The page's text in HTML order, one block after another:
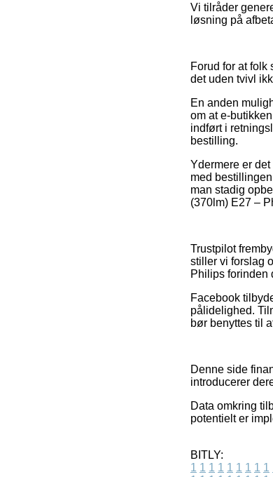
Vi tilråder
løsning på
Forud for at
det uden tvivl
En anden
om at e-
indført i
bestilling.
Ydermere er
med
man stadig
(370lm) E27 –
Trustpilot
stiller vi forslag
Philips forinden
Facebook
pålidelighed.
bør benyttes til
Denne side
introducerer
Data omkring
potentielt er
BITLY:
1 1 1 1 1 1 1 1 1